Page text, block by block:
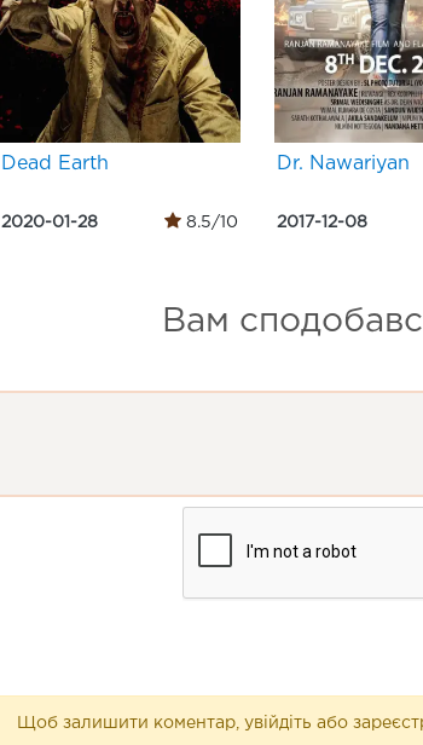
Dead Earth
2020-01-28 8.5/10
Dr. Nawariyan
2017-12-08
Вам
Щоб залишити коментар, увійдіть або